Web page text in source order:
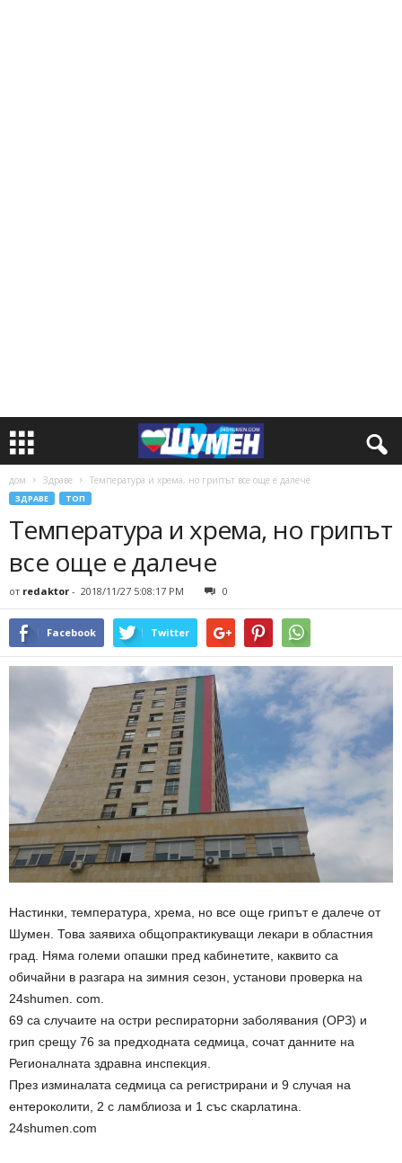
дом Здраве Температура и хрема, но грипът все още е далече
ЗДРАВЕ ТОП
Температура и хрема, но грипът
все още е далече
от redaktor - 2018/11/27 5:08:17 PM 0
Facebook Twitter
Настинки, температура, хрема, но все още грипът е далече от
Шумен. Това заявиха общопрактикуващи лекари в областния
град. Няма големи опашки пред кабинетите, каквито са
обичайни в разгара на зимния сезон, установи проверка на
24shumen. com.
69 са случаите на остри респираторни заболявания (ОРЗ) и
грип срещу 76 за предходната седмица, сочат данните на
Регионалната здравна инспекция.
През изминалата седмица са регистрирани и 9 случая на
ентероколити, 2 с ламблиоза и 1 със скарлатина.
24shumen.com